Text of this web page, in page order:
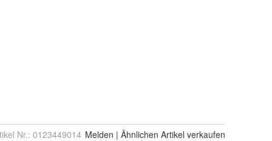
Nr.: 0123449014 Melden | Ähnlichen Artikel verkaufen